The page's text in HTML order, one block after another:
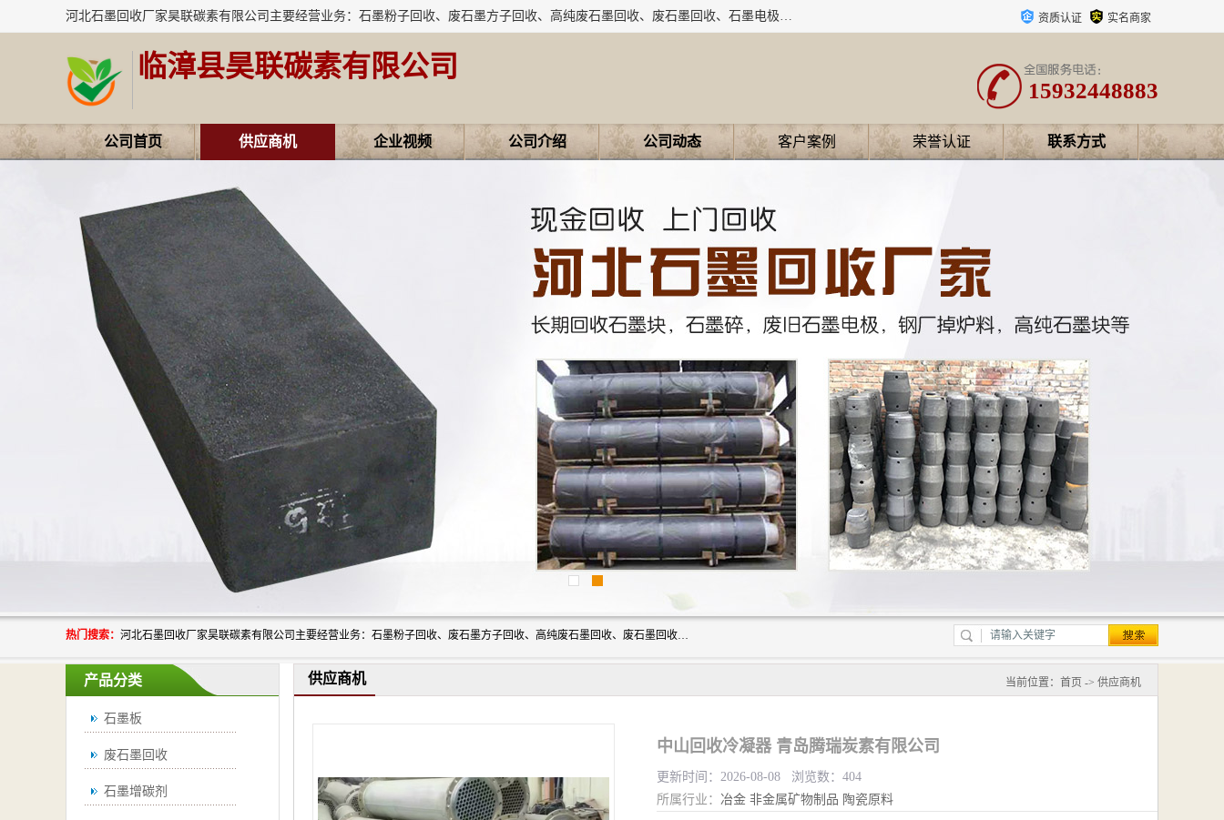
河北石墨回收厂家昊联碳素有限公司主要经营业务：石墨粉子回收、废石墨方子回收、高纯废石墨回收、废石墨回收、石墨电极回收、废石墨板回收、石墨增碳剂、单晶硅石墨、单晶硅石墨回收、废多晶硅石墨、废多晶硅石墨回收、废高纯石墨回收、废石墨、废石墨棒、废石墨棒回收、废石墨换热器回收、高纯石墨回收、石墨粉回收、石墨换热器回收、石墨纸回收、回收石墨板、回收石墨电极、石墨板回收、石墨回收。 资质认证 实名商家
临漳县昊联碳素有限公司
15932448883
公司首页 供应商机 企业视频 公司介绍 公司动态 客户案例 荣誉认证 联系方式
热门搜索： 河北石墨回收厂家昊联碳素有限公司主要经营业务：石墨粉子回收、废石墨方子回收、高纯废石墨回收、废石墨回收、石墨电极回收、废石墨板回收、石墨增碳剂、单晶硅石墨、单晶硅石墨回收、废多晶硅石墨、废多晶硅石墨回收、废高纯石墨回收、废石墨、废石墨棒、废石墨棒回收、废石墨换热器回收、高纯石墨回收、石墨粉回收、石墨换热器回收、石墨纸回收、回收石墨板、回收石墨电极、石墨板回收、石墨回收。
产品分类
石墨板
废石墨回收
石墨增碳剂
供应商机 当前位置： 首页 -> 供应商机
中山回收冷凝器 青岛腾瑞炭素有限公司
更新时间：2026-08-08 浏览数：404
所属行业： 冶金 非金属矿物制品 陶瓷原料